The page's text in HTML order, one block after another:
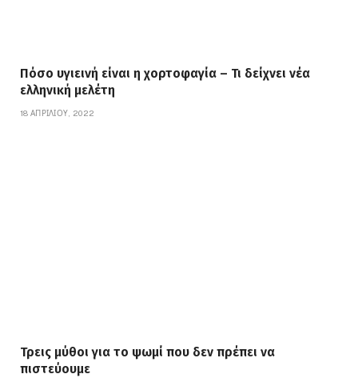
Πόσο υγιεινή είναι η χορτοφαγία – Τι δείχνει νέα
ελληνική μελέτη
18 ΑΠΡΙΛΊΟΥ, 2022
Τρεις μύθοι για το ψωμί που δεν πρέπει να
πιστεύουμε